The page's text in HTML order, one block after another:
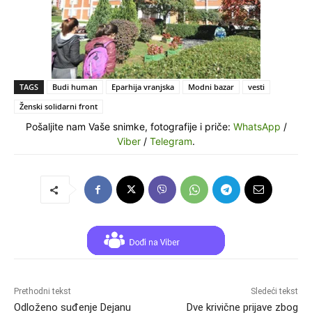
TAGS Budi human Eparhija vranjska Modni bazar
vesti
Ženski solidarni front
Pošaljite nam Vaše snimke, fotografije i priče: WhatsApp /
Viber / Telegram.
Prethodni tekst
Odloženo suđenje Dejanu
Sledeći tekst
Dve krivične prijave zbog